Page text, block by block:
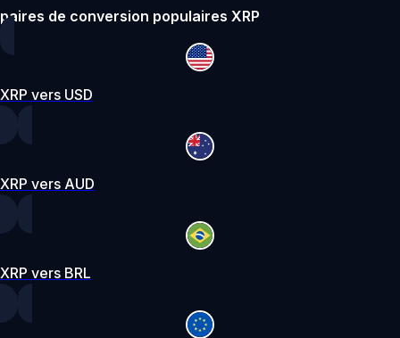
paires de conversion populaires XRP
XRP vers USD
XRP vers AUD
XRP vers BRL